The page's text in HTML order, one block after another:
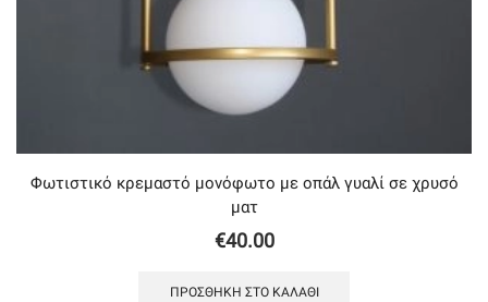
Φωτιστικό κρεμαστό μονόφωτο με οπάλ γυαλί σε χρυσό
ματ
€40.00
ΠΡΟΣΘΉΚΗ ΣΤΟ ΚΑΛΆΘΙ